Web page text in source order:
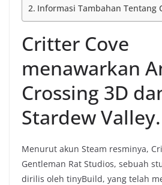
Informasi Tambahan Tentang
Critter Cove
menawarkan
Crossing 3D
Stardew Valley.
Menurut akun Steam resminya,
Gentleman Rat Studios, sebuah
dirilis oleh tinyBuild, yang telah